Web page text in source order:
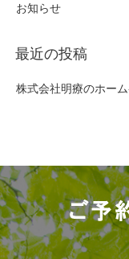
お知らせ
株式会社明療のホー